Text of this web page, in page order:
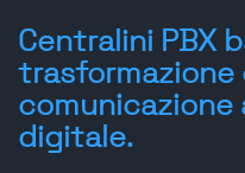
Centralini PBX
trasformazione
comunicazione
digitale.